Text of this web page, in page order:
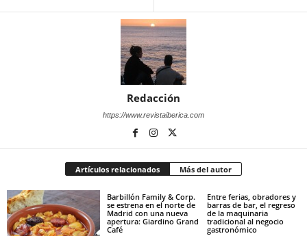
Redacción
https://www.revistaiberica.com
Artículos relacionados Más del autor
Barbillón Family & Corp.
se estrena en el norte de
Madrid con una nueva
apertura: Giardino Grand
Café
Entre ferias, obradores y
barras de bar, el regreso
de la maquinaria
tradicional al negocio
gastronómico